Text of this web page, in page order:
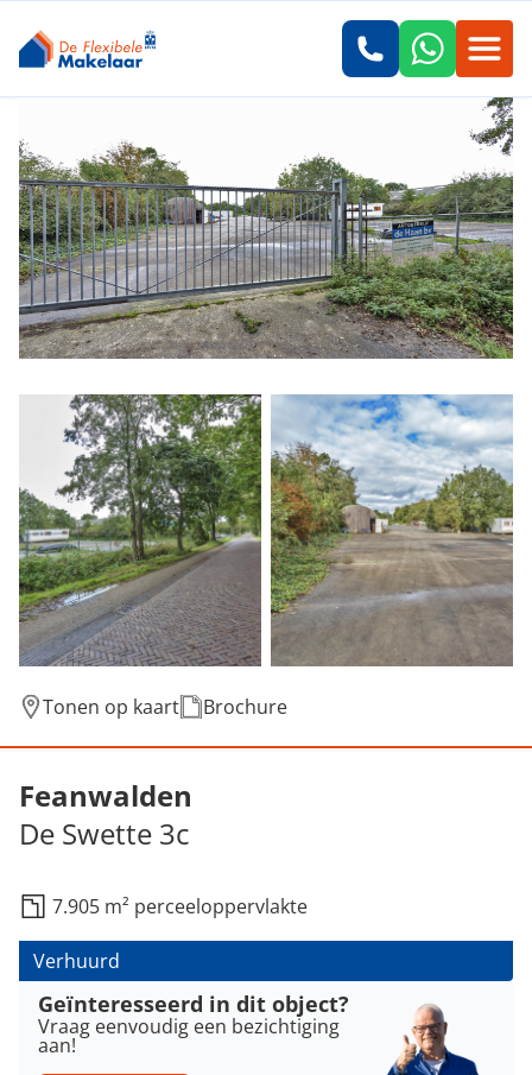
Tonen op kaart Brochure
Feanwalden
De Swette 3c
7.905 m² perceeloppervlakte
Verhuurd
Geïnteresseerd in dit object?
Vraag eenvoudig een bezichtiging
aan!